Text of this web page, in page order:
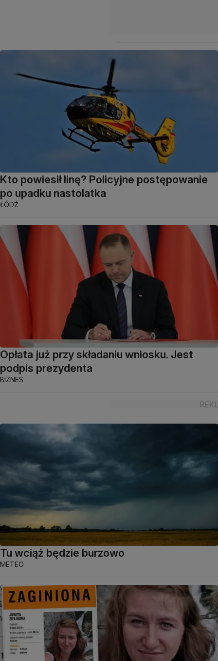
Kto powiesił linę? Policyjne postępowanie
po upadku nastolatka
ŁÓDŹ
Opłata już przy składaniu wniosku. Jest
podpis prezydenta
BIZNES
Tu wciąż będzie burzowo
METEO